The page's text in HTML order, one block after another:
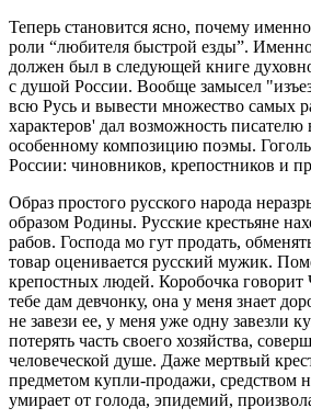
Теперь становится ясно, почему
роли “любителя быстрой езды”.
должен был в следующей книге
с душой России. Вообще замысел
всю Русь и вывести множество самых
характеров' дал возможность писателю
особенному композицию поэмы. Гоголь
России: чиновников, крепостников и
Образ простого русского народа
образом Родины. Русские крестьяне
рабов. Господа мо гут продать,
товар оценивается русский мужик.
крепостных людей. Коробочка
тебе дам девчонку, она у меня знает
не завези ее, у меня уже одну завезли
потерять часть своего хозяйства,
человеческой душе. Даже мертвый
предметом купли-продажи, средством
умирает от голода, эпидемий,